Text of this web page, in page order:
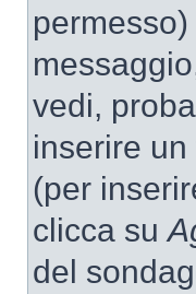
vedi,
inserire
(per
clicca su
del